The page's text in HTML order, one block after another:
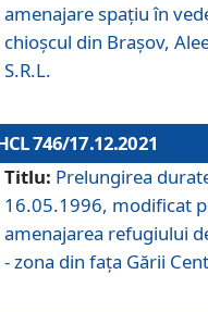
amenajare spațiu în
chioșcul din Brașov,
S.R.L.
746/17.12.2021
Titlu: Prelungirea
16.05.1996, modificat
amenajarea refugiului
- zona din faţa Gării